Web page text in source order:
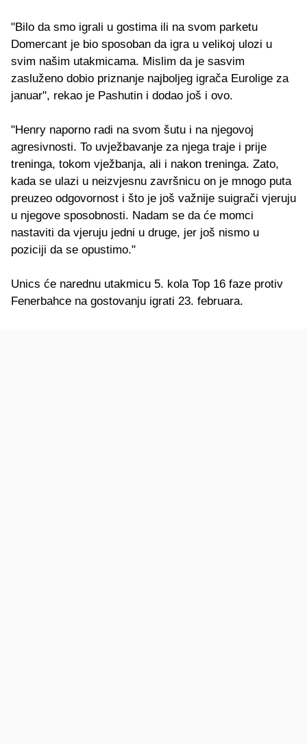
"Bilo da smo igrali u gostima ili na svom parketu
Domercant je bio sposoban da igra u velikoj ulozi u
svim našim utakmicama. Mislim da je sasvim
zasluženo dobio priznanje najboljeg igrača Eurolige za
januar", rekao je Pashutin i dodao još i ovo.
"Henry naporno radi na svom šutu i na njegovoj
agresivnosti. To uvježbavanje za njega traje i prije
treninga, tokom vježbanja, ali i nakon treninga. Zato,
kada se ulazi u neizvjesnu završnicu on je mnogo puta
preuzeo odgovornost i što je još važnije suigrači vjeruju
u njegove sposobnosti. Nadam se da će momci
nastaviti da vjeruju jedni u druge, jer još nismo u
poziciji da se opustimo."
Unics će narednu utakmicu 5. kola Top 16 faze protiv
Fenerbahce na gostovanju igrati 23. februara.